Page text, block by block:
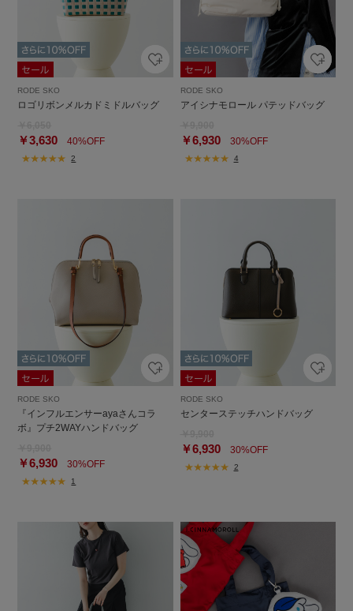
RODE SKO
ロゴリボンメルカドミドルバッグ
￥3,630 40%OFF
2
RODE SKO
アイシナモロール パテッドバッグ
￥6,93030%OFF
4
RODE SKO
『インフルエンサーayaさんコラ
ボ』プチ2WAYハンドバッグ
￥6,930 30%OFF
1
RODE SKO
センターステッチハンドバッグ
￥6,93030%OFF
2